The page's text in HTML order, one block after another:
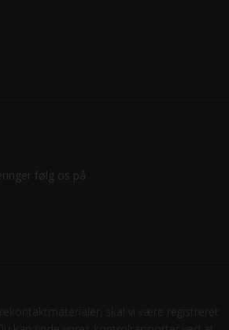
følg os på
skal vi være registreret